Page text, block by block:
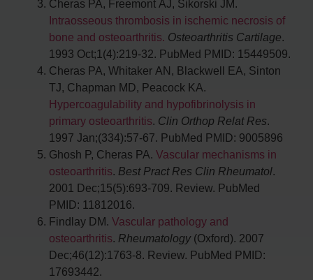
Cheras PA, Freemont AJ, Sikorski JM.
Intraosseous thrombosis in ischemic necrosis of
bone and osteoarthritis. Osteoarthritis Cartilage.
1993 Oct;1(4):219-32. PubMed PMID: 15449509.
Cheras PA, Whitaker AN, Blackwell EA, Sinton
TJ, Chapman MD, Peacock KA.
Hypercoagulability and hypofibrinolysis in
primary osteoarthritis. Clin Orthop Relat Res.
1997 Jan;(334):57-67. PubMed PMID: 9005896
Ghosh P, Cheras PA. Vascular mechanisms in
osteoarthritis. Best Pract Res Clin Rheumatol.
2001 Dec;15(5):693-709. Review. PubMed
PMID: 11812016.
Findlay DM. Vascular pathology and
osteoarthritis. Rheumatology(Oxford). 2007
Dec;46(12):1763-8. Review. PubMed PMID:
17693442.